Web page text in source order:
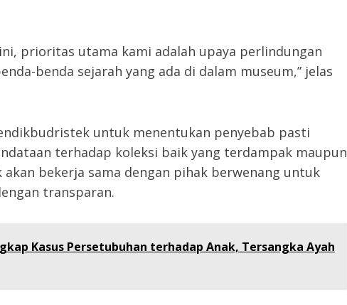
prioritas utama kami adalah upaya perlindungan
benda sejarah yang ada di dalam museum,” jelas
untuk menentukan penyebab pasti
terhadap koleksi baik yang terdampak maupun
bekerja sama dengan pihak berwenang untuk
transparan.
Kasus Persetubuhan terhadap Anak, Tersangka Ayah